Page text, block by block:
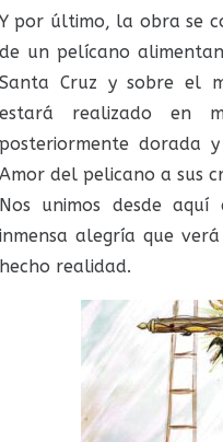
Y por último, la obra se
de un pelícano
Santa Cruz y sobre el
estará realizado en
posteriormente dorada
Amor del pelicano a sus
Nos unimos desde
inmensa alegría que
hecho realidad.